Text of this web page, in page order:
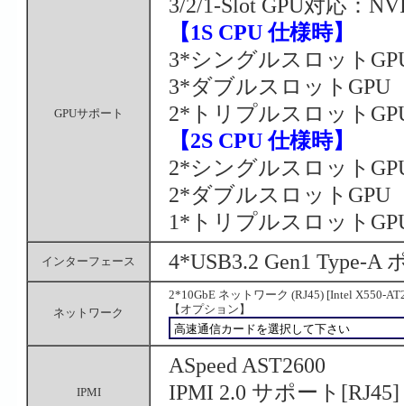
GPUサポート
3/2/1-Slot GPU対応：
【1S CPU 仕様時】
3*シングルスロット
3*ダブルスロットGPU
2*トリプルスロット
【2S CPU 仕様時】
2*シングルスロット
2*ダブルスロットGPU
1*トリプルスロット
インターフェース 4*USB3.2 Gen1 Type-
ネットワーク
2*10GbE ネットワーク (RJ45) [Intel X550-
【オプション】
IPMI
ASpeed AST2600
IPMI 2.0 サポート